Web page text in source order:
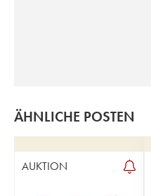
ÄHNLICHE POSTEN
AUKTION